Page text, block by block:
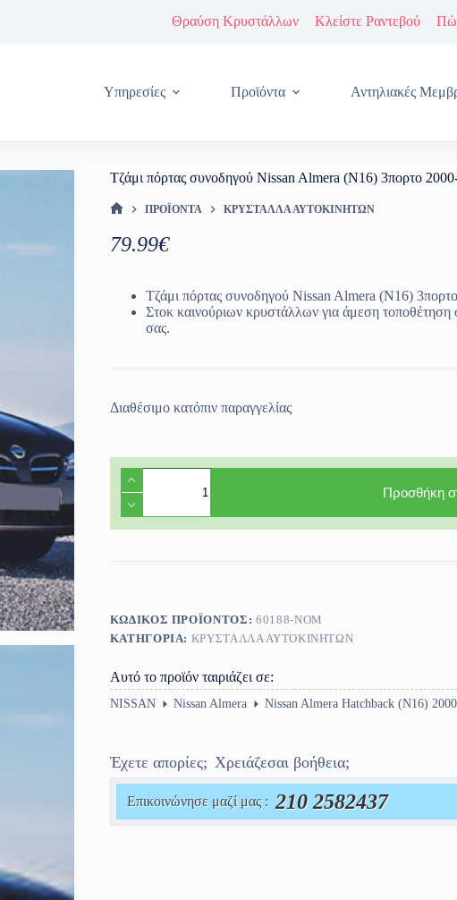
Θραύση Κρυστάλλων Κλείστε Ραντεβού
Υπηρεσίες Προϊόντα Αντηλιακές
Τζάμι πόρτας συνοδηγού Nissan Almera (N16) 3πορτο
ΠΡΟΪΌΝΤΑ ΚΡΎΣΤΑΛΛΑ ΑΥΤΟΚΙΝΉΤΩΝ
79.99€
Τζάμι πόρτας συνοδηγού Nissan Almera (N16)
Στοκ καινούριων κρυστάλλων για άμεση
σας.
Διαθέσιμο κατόπιν παραγγελίας
πόρτας
συνοδηγού
Nissan
Προσθήκη
ΚΩΔΙΚΌΣ ΠΡΟΪΌΝΤΟΣ: 60188-NOM
ΚΑΤΗΓΟΡΊΑ: ΚΡΎΣΤΑΛΛΑ ΑΥΤΟΚΙΝΉΤΩΝ
Αυτό το προϊόν ταιριάζει σε:
NISSAN Nissan Almera Nissan Almera Hatchback (N16)
Έχετε απορίες; Χρειάζεσαι βοήθεια;
Επικοινώνησε μαζί μας : 210 2582437